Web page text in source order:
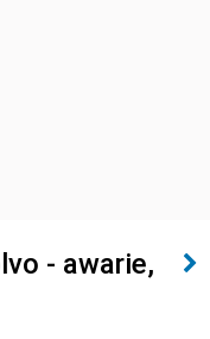
- awarie,